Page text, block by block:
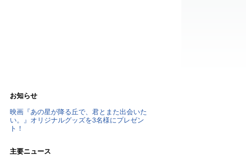
お知らせ
映画『あの星が降る丘で、君とまた出会いた
い。』オリジナルグッズを3名様にプレゼン
ト！
主要ニュース